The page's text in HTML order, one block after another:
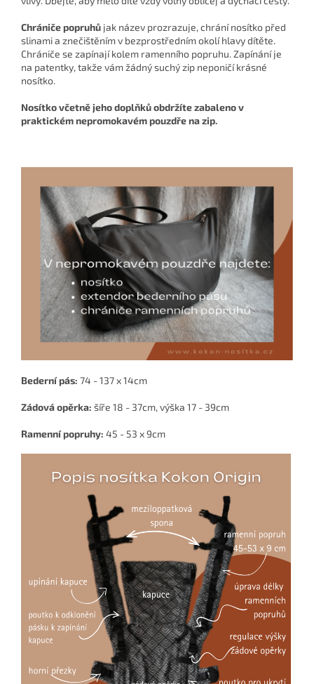
Chrániče popruhů jak název prozrazuje, chrání nosítko před
slinami a znečištěním v bezprostředním okolí hlavy dítěte.
Chrániče se zapínají kolem ramenního popruhu. Zapínání je
na patentky, takže vám žádný suchý zip neponičí krásné
nosítko.
Nosítko včetně jeho doplňků obdržíte zabaleno v
praktickém nepromokavém pouzdře na zip.
Bederní pás: 74 - 137 x 14cm
Zádová opěrka: šíře 18 - 37cm, výška 17 - 39cm
Ramenní popruhy: 45 - 53 x 9cm